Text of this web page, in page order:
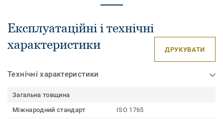
Експлуатаційні і технічні
характеристики
ДРУКУВАТИ
Технічні характеристики
Загальна товщина
Міжнародний стандарт
ISO 1765